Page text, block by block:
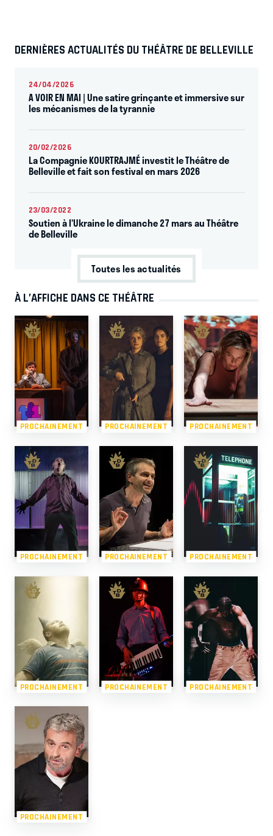
DERNIÈRES ACTUALITÉS DU THÉÂTRE DE BELLEVILLE
24/04/2026
A VOIR EN MAI | Une satire grinçante et immersive sur
les mécanismes de la tyrannie
20/02/2026
La Compagnie KOURTRAJMÉ investit le Théâtre de
Belleville et fait son festival en mars 2026
23/03/2022
Soutien à l’Ukraine le dimanche 27 mars au Théâtre
de Belleville
Toutes les actualités
À L’AFFICHE DANS CE THÉÂTRE
PROCHAINEMENT PROCHAINEMENT PROCHAINEMENT
PROCHAINEMENT PROCHAINEMENT PROCHAINEMENT
PROCHAINEMENT PROCHAINEMENT PROCHAINEMENT
PROCHAINEMENT